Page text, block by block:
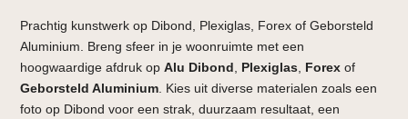
Prachtig kunstwerk op Dibond, Plexiglas, Forex of Geborsteld
Aluminium. Breng sfeer in je woonruimte met een
hoogwaardige afdruk opAlu Dibond Plexiglas Forex of
Geborsteld Aluminium . Kies uit diverse materialen zoals een
foto op Dibond voor een strak, duurzaam resultaat, een